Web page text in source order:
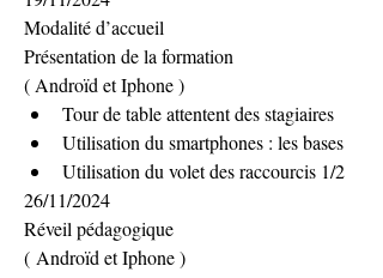
Modalité d’accueil
Présentation de la formation
( Androïd et Iphone )
Tour de table attentent des stagiaires
Utilisation du smartphones : les bases
Utilisation du volet des raccourcis 1/2
26/11/2024
Réveil pédagogique
( Androïd et Iphone )